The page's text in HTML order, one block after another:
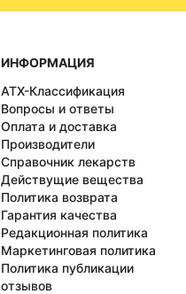
ИНФОРМАЦИЯ
АТХ-Классификация
Вопросы и ответы
Оплата и доставка
Производители
Справочник лекарств
Действущие вещества
Политика возврата
Гарантия качества
Редакционная политика
Маркетинговая политика
Политика публикации
отзывов